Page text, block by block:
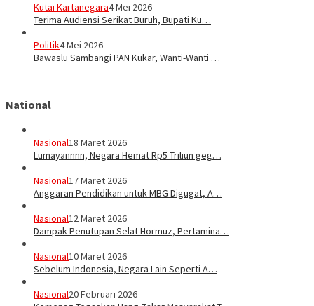
Kutai Kartanegara4 Mei 2026
Terima Audiensi Serikat Buruh, Bupati Ku…
Politik4 Mei 2026
Bawaslu Sambangi PAN Kukar, Wanti-Wanti …
National
Nasional18 Maret 2026
Lumayannnn, Negara Hemat Rp5 Triliun geg…
Nasional17 Maret 2026
Anggaran Pendidikan untuk MBG Digugat, A…
Nasional12 Maret 2026
Dampak Penutupan Selat Hormuz, Pertamina…
Nasional10 Maret 2026
Sebelum Indonesia, Negara Lain Seperti A…
Nasional20 Februari 2026